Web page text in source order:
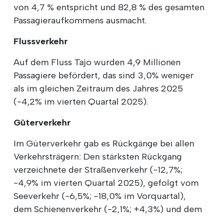
von 4,7 % entspricht und 82,8 % des gesamten
Passagieraufkommens ausmacht.
Flussverkehr
Auf dem Fluss Tajo wurden 4,9 Millionen
Passagiere befördert, das sind 3,0% weniger
als im gleichen Zeitraum des Jahres 2025
(-4,2% im vierten Quartal 2025).
Güterverkehr
Im Güterverkehr gab es Rückgänge bei allen
Verkehrsträgern: Den stärksten Rückgang
verzeichnete der Straßenverkehr (-12,7%;
-4,9% im vierten Quartal 2025), gefolgt vom
Seeverkehr (-6,5%; -18,0% im Vorquartal),
dem Schienenverkehr (-2,1%; +4,3%) und dem